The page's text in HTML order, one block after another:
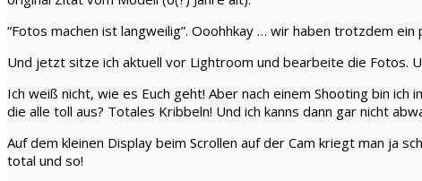
“Fotos machen ist langweilig”. Ooohhkay … wir haben trotzdem
Und jetzt sitze ich aktuell vor Lightroom und bearbeite die Fotos.
Ich weiß nicht, wie es Euch geht! Aber nach einem Shooting bin
die alle toll aus? Totales Kribbeln! Und ich kanns dann gar nicht
Auf dem kleinen Display beim Scrollen auf der Cam kriegt man ja
total und so!